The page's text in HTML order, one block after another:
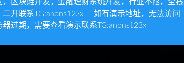
，区块链开发，金融理财系统开发，行业不限，全栈
二开联系TG:anons123x 如有演示地址，无法访问
器过期，需要查看演示联系TG:anons123x